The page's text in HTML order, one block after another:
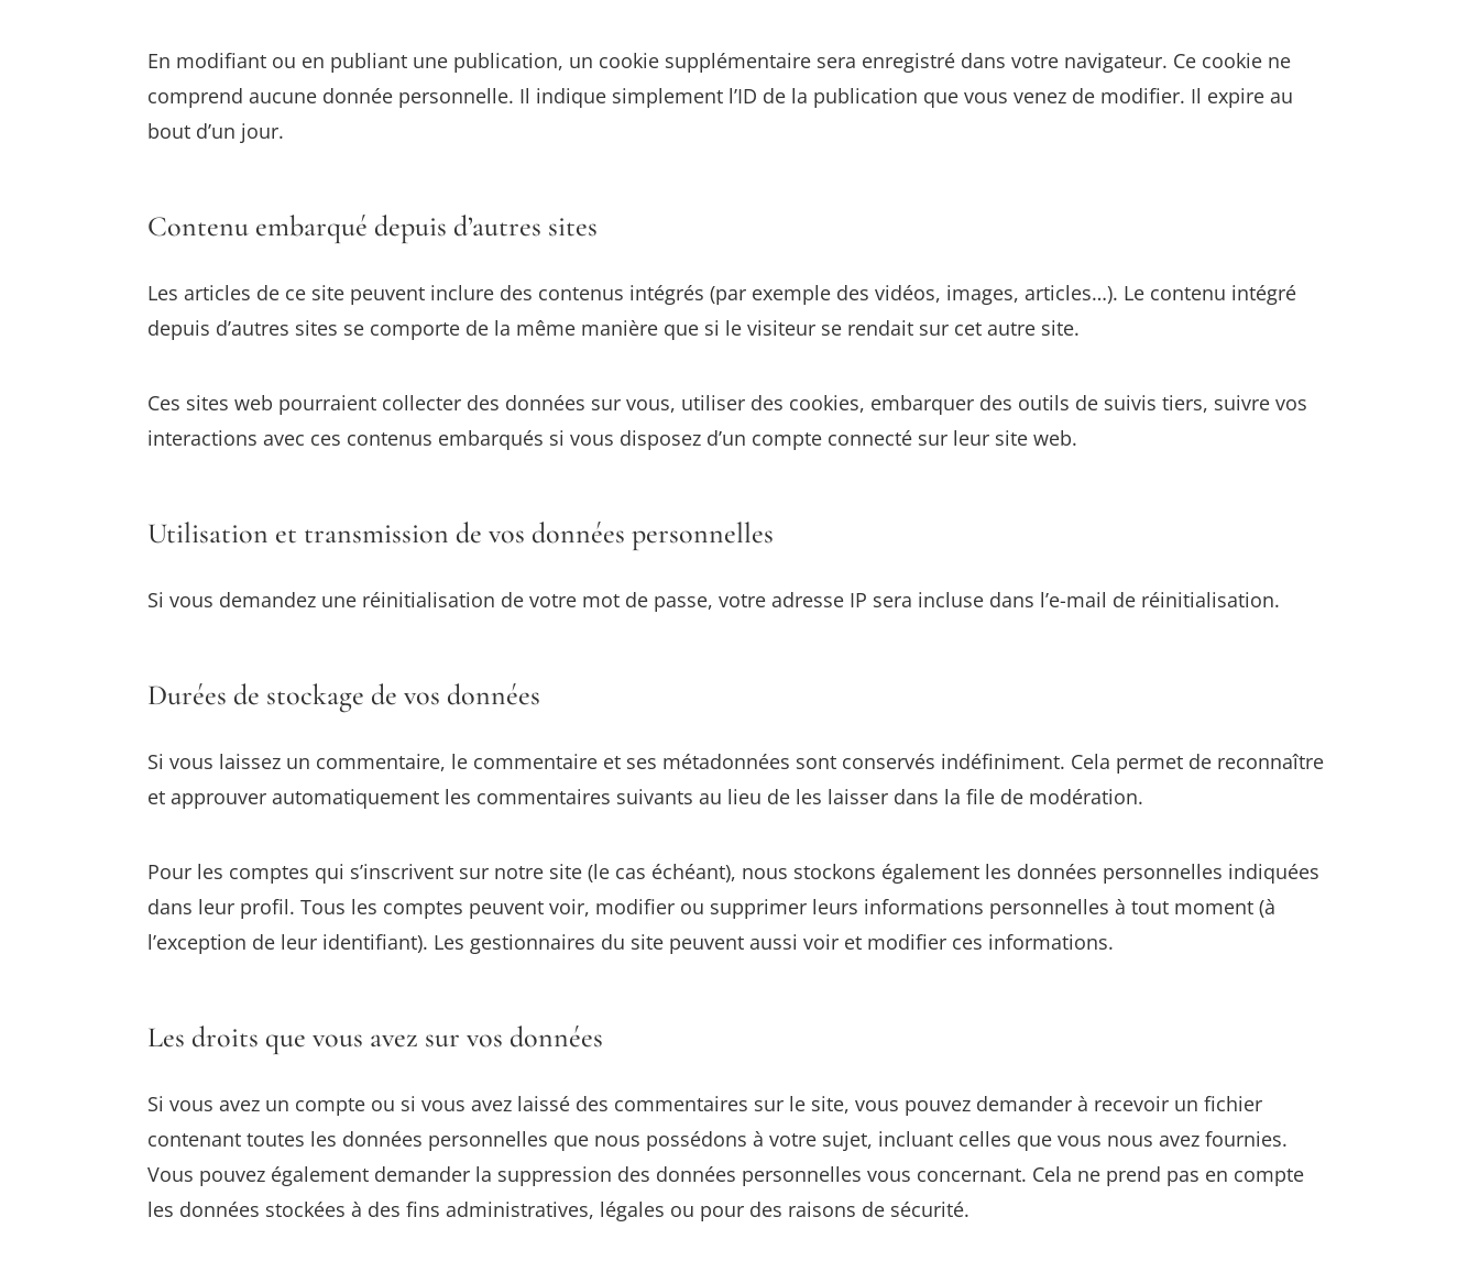
En modifiant ou en publiant une publication, un cookie supplémentaire sera enregistré dans votre navigateur. Ce cookie ne
comprend aucune donnée personnelle. Il indique simplement l’ID de la publication que vous venez de modifier. Il expire au
bout d’un jour.
Contenu embarqué depuis d’autres sites
Les articles de ce site peuvent inclure des contenus intégrés (par exemple des vidéos, images, articles…). Le contenu intégré
depuis d’autres sites se comporte de la même manière que si le visiteur se rendait sur cet autre site.
Ces sites web pourraient collecter des données sur vous, utiliser des cookies, embarquer des outils de suivis tiers, suivre vos
interactions avec ces contenus embarqués si vous disposez d’un compte connecté sur leur site web.
Utilisation et transmission de vos données personnelles
Si vous demandez une réinitialisation de votre mot de passe, votre adresse IP sera incluse dans l’e-mail de réinitialisation.
Durées de stockage de vos données
Si vous laissez un commentaire, le commentaire et ses métadonnées sont conservés indéfiniment. Cela permet de reconnaître
et approuver automatiquement les commentaires suivants au lieu de les laisser dans la file de modération.
Pour les comptes qui s’inscrivent sur notre site (le cas échéant), nous stockons également les données personnelles indiquées
dans leur profil. Tous les comptes peuvent voir, modifier ou supprimer leurs informations personnelles à tout moment (à
l’exception de leur identifiant). Les gestionnaires du site peuvent aussi voir et modifier ces informations.
Les droits que vous avez sur vos données
Si vous avez un compte ou si vous avez laissé des commentaires sur le site, vous pouvez demander à recevoir un fichier
contenant toutes les données personnelles que nous possédons à votre sujet, incluant celles que vous nous avez fournies.
Vous pouvez également demander la suppression des données personnelles vous concernant. Cela ne prend pas en compte
les données stockées à des fins administratives, légales ou pour des raisons de sécurité.